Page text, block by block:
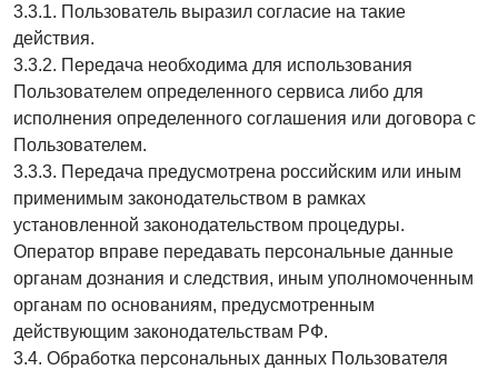
3.3.1. Пользователь выразил согласие на такие
действия.
3.3.2. Передача необходима для использования
Пользователем определенного сервиса либо для
исполнения определенного соглашения или договора с
Пользователем.
3.3.3. Передача предусмотрена российским или иным
применимым законодательством в рамках
установленной законодательством процедуры.
Оператор вправе передавать персональные данные
органам дознания и следствия, иным уполномоченным
органам по основаниям, предусмотренным
действующим законодательствам РФ.
3.4. Обработка персональных данных Пользователя